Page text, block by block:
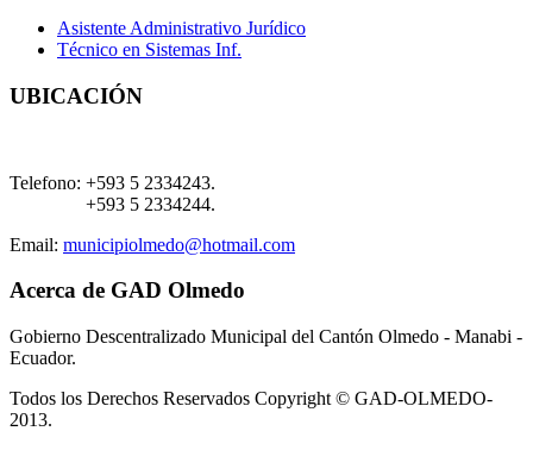
Asistente Administrativo Jurídico
Técnico en Sistemas Inf.
UBICACIÓN
Telefono: +593 5 2334243.
+593 5 2334244.
Email: municipiolmedo@hotmail.com
Acerca de GAD Olmedo
Gobierno Descentralizado Municipal del Cantón Olmedo - Manabi -
Ecuador.
Todos los Derechos Reservados Copyright © GAD-OLMEDO-
2013.